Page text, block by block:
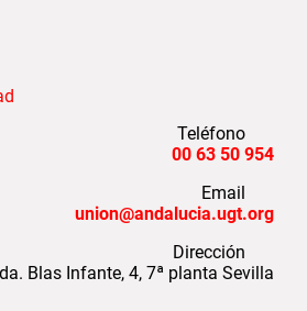
Teléfono
954 50 63 00
Email
union@andalucia.ugt.org
Dirección
Blas Infante, 4, 7ª planta Sevilla